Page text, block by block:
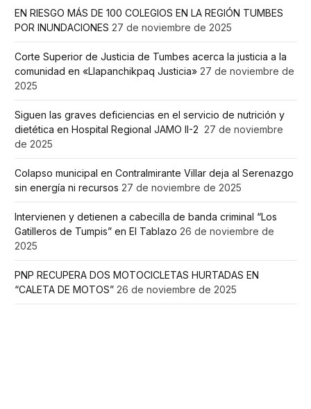
EN RIESGO MÁS DE 100 COLEGIOS EN LA REGIÓN TUMBES
POR INUNDACIONES 27 de noviembre de 2025
Corte Superior de Justicia de Tumbes acerca la justicia a la
comunidad en «Llapanchikpaq Justicia» 27 de noviembre de
2025
Siguen las graves deficiencias en el servicio de nutrición y
dietética en Hospital Regional JAMO II-2 27 de noviembre
de 2025
Colapso municipal en Contralmirante Villar deja al Serenazgo
sin energía ni recursos 27 de noviembre de 2025
Intervienen y detienen a cabecilla de banda criminal “Los
Gatilleros de Tumpis” en El Tablazo 26 de noviembre de
2025
PNP RECUPERA DOS MOTOCICLETAS HURTADAS EN
“CALETA DE MOTOS” 26 de noviembre de 2025